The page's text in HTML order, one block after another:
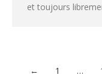
et toujours
← 1 …